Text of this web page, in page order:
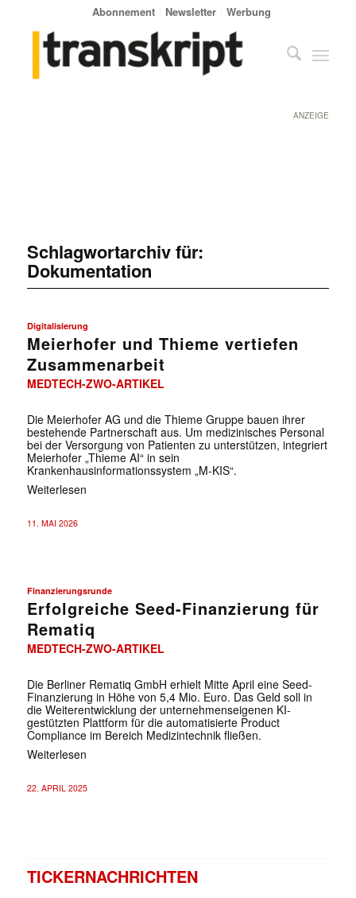
Abonnement Newsletter Werbung
ANZEIGE
Schlagwortarchiv für:
Dokumentation
Digitalisierung
Meierhofer und Thieme vertiefen
Zusammenarbeit
MEDTECH-ZWO-ARTIKEL
Die Meierhofer AG und die Thieme Gruppe bauen ihrer
bestehende Partnerschaft aus. Um medizinisches Personal
bei der Versorgung von Patienten zu unterstützen, integriert
Meierhofer „Thieme AI“ in sein
Krankenhausinformationssystem „M-KIS“.
Weiterlesen
11. MAI 2026
Finanzierungsrunde
Erfolgreiche Seed-Finanzierung für
Rematiq
MEDTECH-ZWO-ARTIKEL
Die Berliner Rematiq GmbH erhielt Mitte April eine Seed-
Finanzierung in Höhe von 5,4 Mio. Euro. Das Geld soll in
die Weiterentwicklung der unternehmenseigenen KI-
gestützten Plattform für die automatisierte Product
Compliance im Bereich Medizintechnik fließen.
Weiterlesen
22. APRIL 2025
TICKERNACHRICHTEN